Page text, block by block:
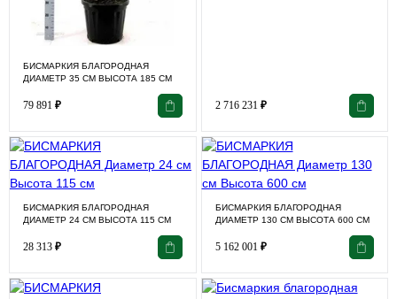
БИСМАРКИЯ БЛАГОРОДНАЯ
ДИАМЕТР 35 СМ ВЫСОТА 185 СМ
79 891 ₽ 2 716 231 ₽
БИСМАРКИЯ БЛАГОРОДНАЯ
ДИАМЕТР 24 СМ ВЫСОТА 115 СМ
28 313 ₽
БИСМАРКИЯ БЛАГОРОДНАЯ
ДИАМЕТР 130 СМ ВЫСОТА 600 СМ
5 162 001 ₽